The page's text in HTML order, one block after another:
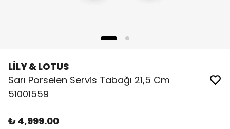
LİLY & LOTUS
Sarı Porselen Servis Tabağı 21,5 Cm
51001559
₺ 4,999.00